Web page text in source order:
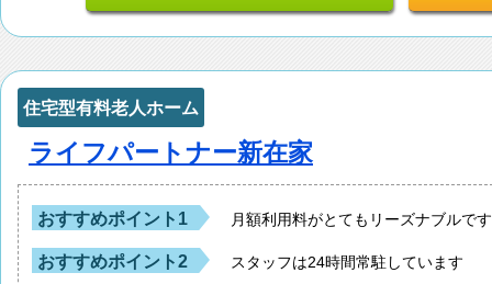
住宅型有料老人ホーム
ライフパートナー新在家
おすすめポイント1 月額利用料がとてもリーズナブルです
おすすめポイント2 スタッフは24時間常駐しています